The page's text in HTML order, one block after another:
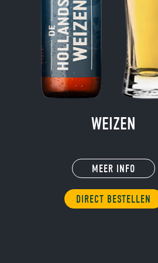
WEIZEN
MEER INFO
DIRECT BESTELLEN